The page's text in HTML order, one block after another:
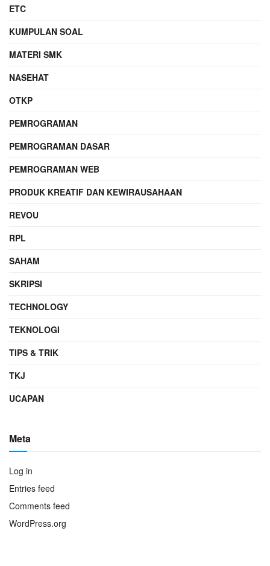
ETC
KUMPULAN SOAL
MATERI SMK
NASEHAT
OTKP
PEMROGRAMAN
PEMROGRAMAN DASAR
PEMROGRAMAN WEB
PRODUK KREATIF DAN KEWIRAUSAHAAN
REVOU
RPL
SAHAM
SKRIPSI
TECHNOLOGY
TEKNOLOGI
TIPS & TRIK
TKJ
UCAPAN
Meta
Log in
Entries feed
Comments feed
WordPress.org